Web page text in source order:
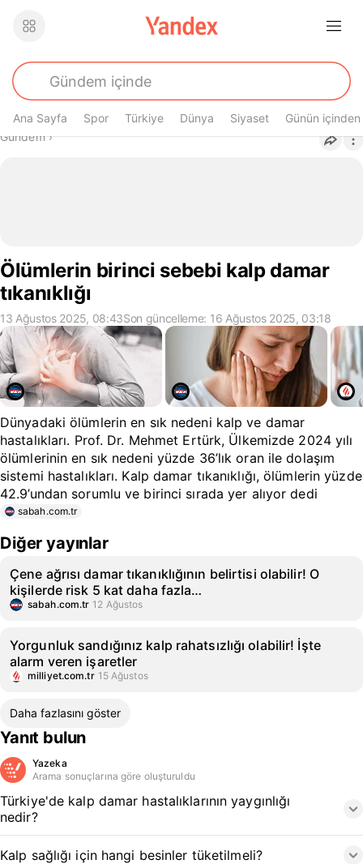
Ana Sayfa Spor Türkiye Dünya Siyaset Günün içinden
Buradasın
Gündem›
Ölümlerin birinci sebebi kalp damar
tıkanıklığı
13 Ağustos 2025, 08:43Son güncelleme: 16 Ağustos 2025, 03:18
Dünyadaki ölümlerin en sık nedeni kalp ve damar
hastalıkları. Prof. Dr. Mehmet Ertürk, Ülkemizde 2024 yılı
ölümlerinin en sık nedeni yüzde 36’lık oran ile dolaşım
sistemi hastalıkları. Kalp damar tıkanıklığı, ölümlerin yüzde
42.9’undan sorumlu ve birinci sırada yer alıyor dedi
sabah.com.tr
Diğer yayınlar
Çene ağrısı damar tıkanıklığının belirtisi olabilir! O
kişilerde risk 5 kat daha fazla…
sabah.com.tr 12 Ağustos
Yorgunluk sandığınız kalp rahatsızlığı olabilir! İşte
alarm veren işaretler
milliyet.com.tr 15 Ağustos
Daha fazlasını göster
Yanıt bulun
Yazeka
Arama sonuçlarına göre oluşturuldu
Türkiye'de kalp damar hastalıklarının yaygınlığı
nedir?
Kalp sağlığı için hangi besinler tüketilmeli?